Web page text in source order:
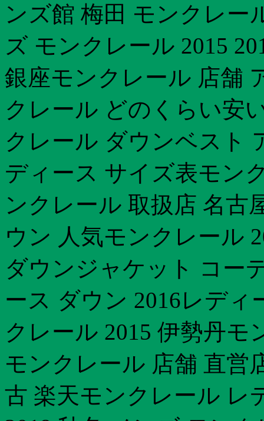
ンズ館 梅田 モンクレー
ズ モンクレール 2015
銀座モンクレール 店舗
クレール どのくらい安
クレール ダウンベスト
ディース サイズ表モン
ンクレール 取扱店 名古
ウン 人気モンクレール
ダウンジャケット コー
ース ダウン 2016レデ
クレール 2015 伊勢丹
モンクレール 店舗 直営
古 楽天モンクレール レ